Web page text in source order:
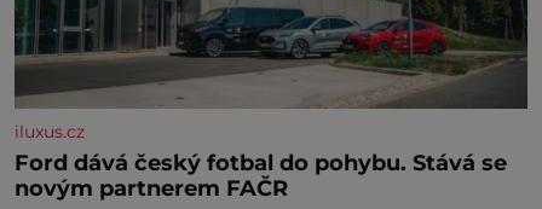
iluxus.cz
Ford dává český fotbal do pohybu. Stává se
novým partnerem FAČR